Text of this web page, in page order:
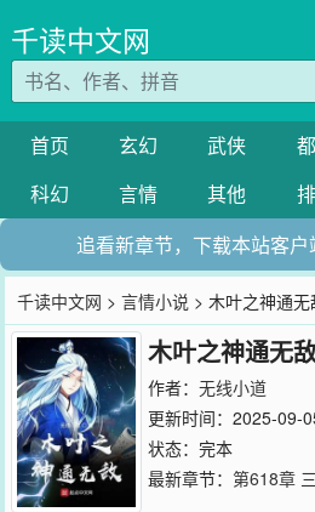
千读中文网
首页 玄幻 武侠
科幻
言情 其他
追看新章节，下载本站客
千读中文网 >言情小说 > 木叶之神通无
木叶之神通无
作者： 无线小道
更新时间：2025-09-
状态：完本
最新章节： 第618章